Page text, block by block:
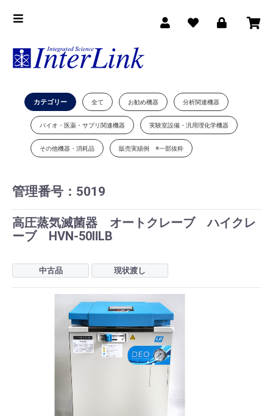
カテゴリー 全て お勧め機器 分析関連機器
バイオ・医薬・サプリ関連機器 実験室設備・汎用理化学機器
その他機器・消耗品 販売実績例 ※一部抜粋
管理番号： 5019
高圧蒸気滅菌器 オートクレーブ ハイクレ
ーブ HVN-50ⅡLB
中古品 現状渡し